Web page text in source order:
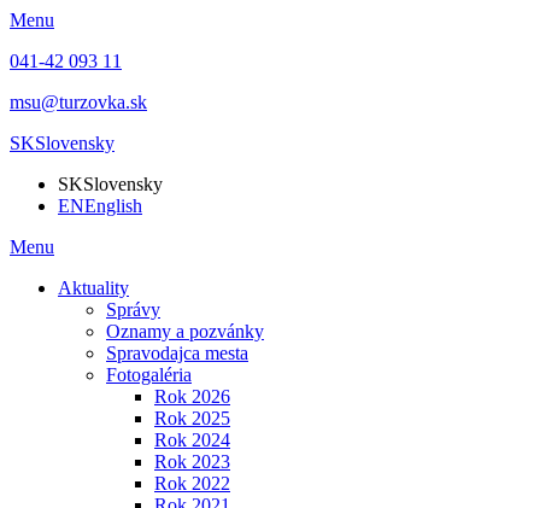
Menu
041-42 093 11
msu@turzovka.sk
SKSlovensky
SKSlovensky
ENEnglish
Menu
Aktuality
Správy
Oznamy a pozvánky
Spravodajca mesta
Fotogaléria
Rok 2026
Rok 2025
Rok 2024
Rok 2023
Rok 2022